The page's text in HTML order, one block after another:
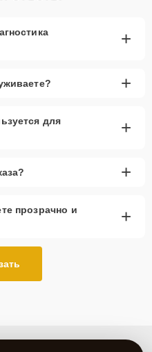
+
+
для
+
+
прозрачно и
+